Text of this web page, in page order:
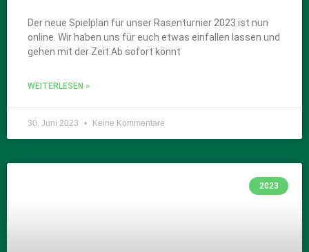
Der neue Spielplan für unser Rasenturnier 2023 ist nun
online. Wir haben uns für euch etwas einfallen lassen und
gehen mit der Zeit.Ab sofort könnt
WEITERLESEN »
30. Juni 2023 Keine Kommentare
2023